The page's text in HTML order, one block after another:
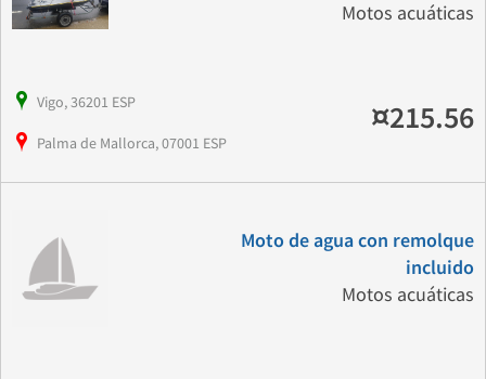
Motos acuáticas
Vigo, 36201 ESP
Palma de Mallorca, 07001 ESP
¤215.56
Moto de agua con remolque
incluido
Motos acuáticas